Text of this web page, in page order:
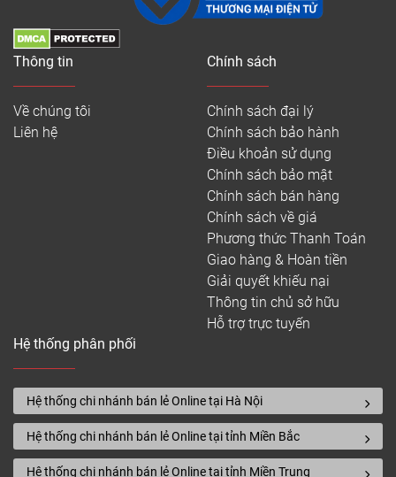
Thông tin
Về chúng tôi
Liên hệ
Chính sách
Chính sách đại lý
Chính sách bảo hành
Điều khoản sử dụng
Chính sách bảo mật
Chính sách bán hàng
Chính sách về giá
Phương thức Thanh Toán
Giao hàng & Hoàn tiền
Giải quyết khiếu nại
Thông tin chủ sở hữu
Hỗ trợ trực tuyến
Hệ thống phân phối
Hệ thống chi nhánh bán lẻ Online tại Hà Nội
Hệ thống chi nhánh bán lẻ Online tại tỉnh Miền Bắc
Hệ thống chi nhánh bán lẻ Online tại tỉnh Miền Trung